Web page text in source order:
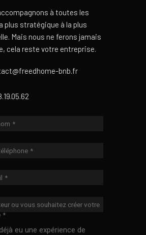
à toutes les
plus stratégique à la plus
Mais nous ne ferons jamais
cela reste votre entreprise.
bnb.fr
*
*
*
ou vous souhaitez créer votre
*
eu une expérience de